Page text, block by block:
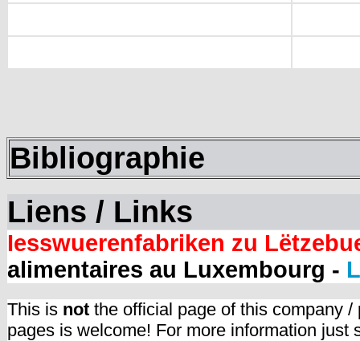
Bibliographie
Liens / Links
Iesswuerenfabriken zu
alimentaires au Luxembourg -
This is not the official page of this company
pages is welcome! For more information just